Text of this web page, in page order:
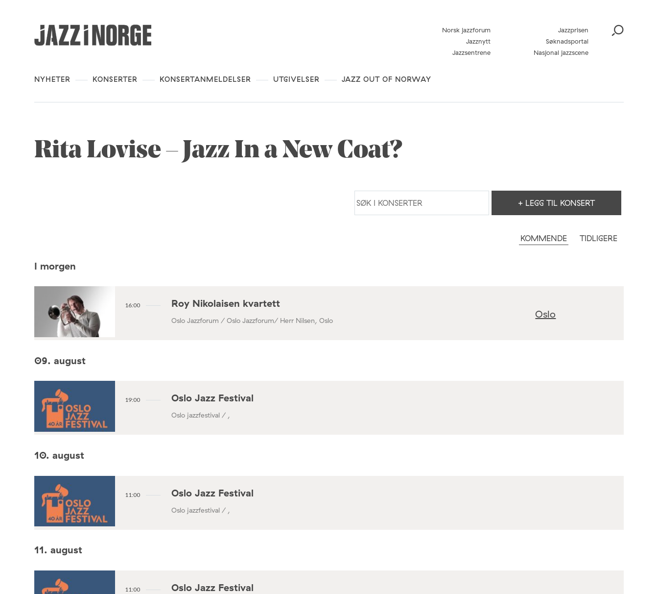
NYHETER KONSERTER KONSERTANMELDELSER UTGIVELSER JAZZ OUT OF NORWAY
Norsk jazzforum
Jazzprisen
Jazznytt
Søknadsportal
Jazzsentrene
Nasjonal jazzscene
Rita Lovise – Jazz In a New Coat?
+ LEGG TIL KONSERT
KOMMENDE TIDLIGERE
I morgen
16:00 Roy Nikolaisen kvartett
Oslo Jazzforum / Oslo Jazzforum/ Herr Nilsen, Oslo
Oslo
09. august
19:00 Oslo Jazz Festival
Oslo jazzfestival / ,
10. august
11:00 Oslo Jazz Festival
Oslo jazzfestival / ,
11. august
11:00 Oslo Jazz Festival